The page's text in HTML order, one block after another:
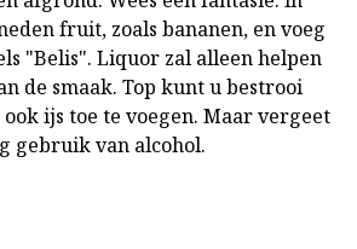
fruit, zoals bananen, en voeg
"Belis". Liquor zal alleen helpen
de smaak. Top kunt u bestrooi
ijs toe te voegen. Maar vergeet
gebruik van alcohol.